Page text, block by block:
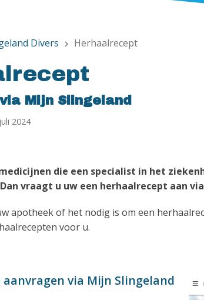
Divers chevron_right Herhaalrecept
Mijn Slingeland
2024
die een specialist in het
vraagt u uw een herhaalrecept aan
apotheek of het nodig is om een
voor u.
via Mijn Slingeland